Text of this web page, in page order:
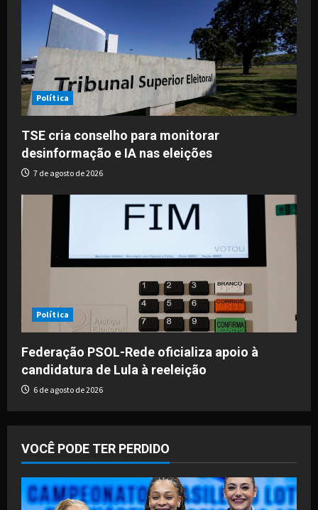
Política
TSE cria conselho para monitorar
desinformação e IA nas eleições
7 de agosto de 2026
Política
Federação PSOL-Rede oficializa apoio à
candidatura de Lula à reeleição
6 de agosto de 2026
VOCÊ PODE TER PERDIDO